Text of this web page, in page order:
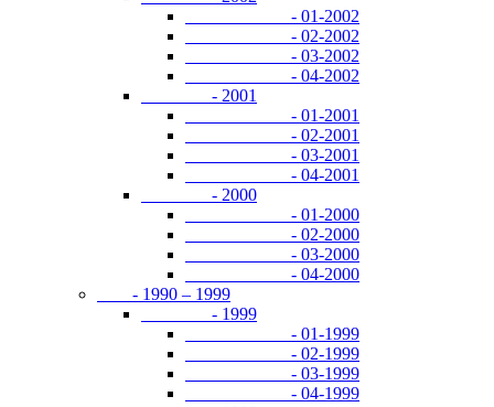
- 01-2002
- 02-2002
- 03-2002
- 04-2002
- 2001
- 01-2001
- 02-2001
- 03-2001
- 04-2001
- 2000
- 01-2000
- 02-2000
- 03-2000
- 04-2000
- 1990 – 1999
- 1999
- 01-1999
- 02-1999
- 03-1999
- 04-1999